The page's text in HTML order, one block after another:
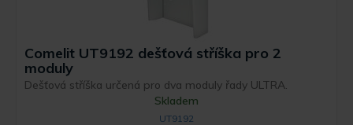
Comelit UT9192 dešťová stříška pro 2
moduly
Dešťová stříška určená pro dva moduly řady ULTRA.
Skladem
UT9192